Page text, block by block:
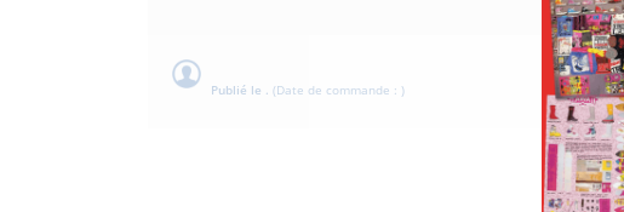
Publié le . (Date de commande : )